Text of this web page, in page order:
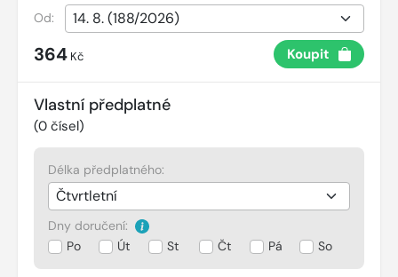
Od:
364 Kč Koupit
Vlastní předplatné
(0 čísel)
Délka předplatného:
Dny doručení:
Po
Út St Čt Pá So